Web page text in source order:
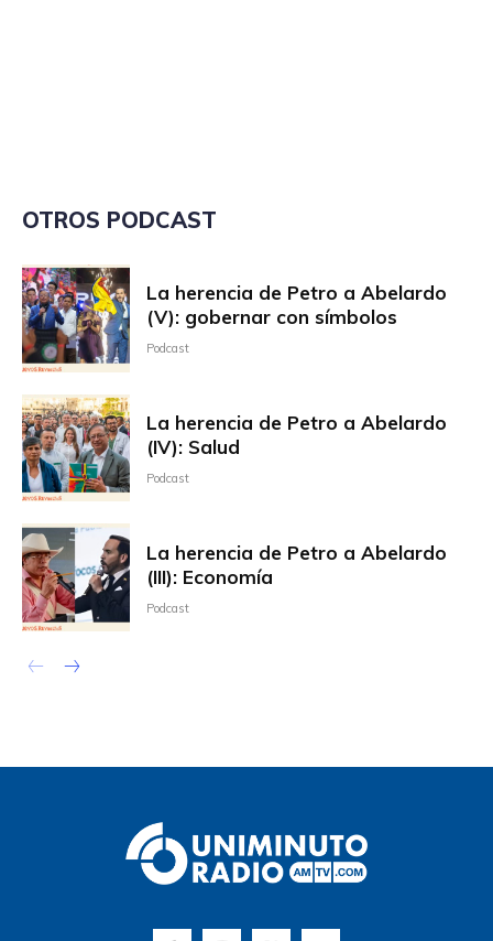
OTROS PODCAST
La herencia de Petro a Abelardo
(V): gobernar con símbolos
Podcast
La herencia de Petro a Abelardo
(IV): Salud
Podcast
La herencia de Petro a Abelardo
(III): Economía
Podcast